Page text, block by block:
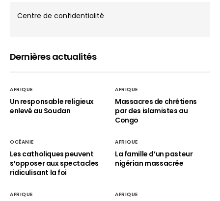
Centre de confidentialité
Dernières actualités
AFRIQUE
Un responsable religieux
enlevé au Soudan
AFRIQUE
Massacres de chrétiens
par des islamistes au
Congo
OCÉANIE
Les catholiques peuvent
s’opposer aux spectacles
ridiculisant la foi
AFRIQUE
La famille d’un pasteur
nigérian massacrée
AFRIQUE AFRIQUE